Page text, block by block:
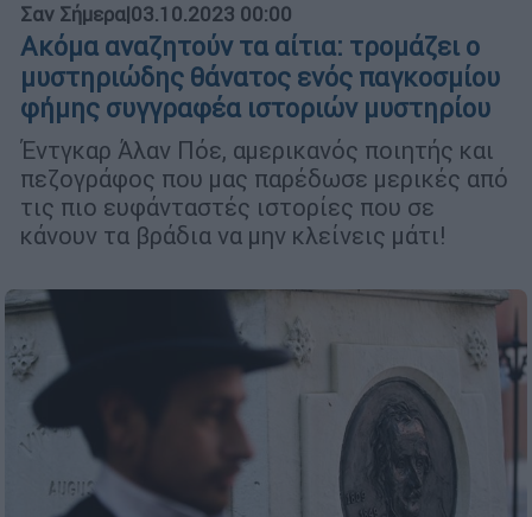
Σαν Σήμερα|03.10.2023 00:00
Ακόμα αναζητούν τα αίτια: τρομάζει ο
μυστηριώδης θάνατος ενός παγκοσμίου
φήμης συγγραφέα ιστοριών μυστηρίου
Έντγκαρ Άλαν Πόε, αμερικανός ποιητής και
πεζογράφος που μας παρέδωσε μερικές από
τις πιο ευφάνταστές ιστορίες που σε
κάνουν τα βράδια να μην κλείνεις μάτι!